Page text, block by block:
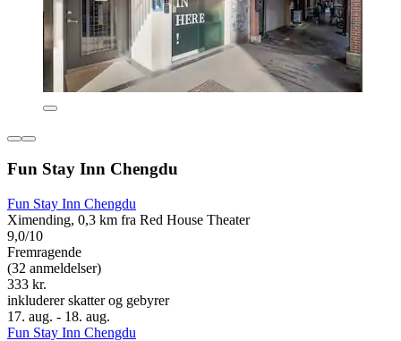
Fun Stay Inn Chengdu
Fun Stay Inn Chengdu
Ximending, 0,3 km fra Red House Theater
9,0/10
Fremragende
(32 anmeldelser)
333 kr.
inkluderer skatter og gebyrer
17. aug. - 18. aug.
Fun Stay Inn Chengdu